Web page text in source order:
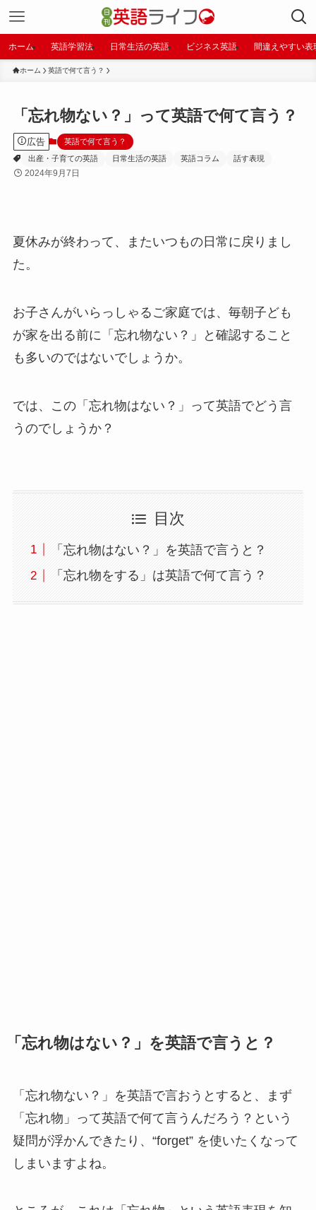
ホーム 英語学習法 日常生活の英語 ビジネス英語 間違えやすい表
ホーム 英語で何て言う？
「忘れ物ない？」って英語で何て言う？
広告
英語で何て言う？
出産・子育ての英語
日常生活の英語 英語コラム 話す表現
2024年9月7日
夏休みが終わって、またいつもの日常に戻りまし
た。
お子さんがいらっしゃるご家庭では、毎朝子ども
が家を出る前に「忘れ物ない？」と確認すること
も多いのではないでしょうか。
では、この「忘れ物はない？」って英語でどう言
うのでしょうか？
目次
「忘れ物はない？」を英語で言うと？
「忘れ物をする」は英語で何て言う？
「忘れ物はない？」を英語で言うと？
「忘れ物ない？」を英語で言おうとすると、まず
「忘れ物」って英語で何て言うんだろう？という
疑問が浮かんできたり、“forget” を使いたくなって
しまいますよね。